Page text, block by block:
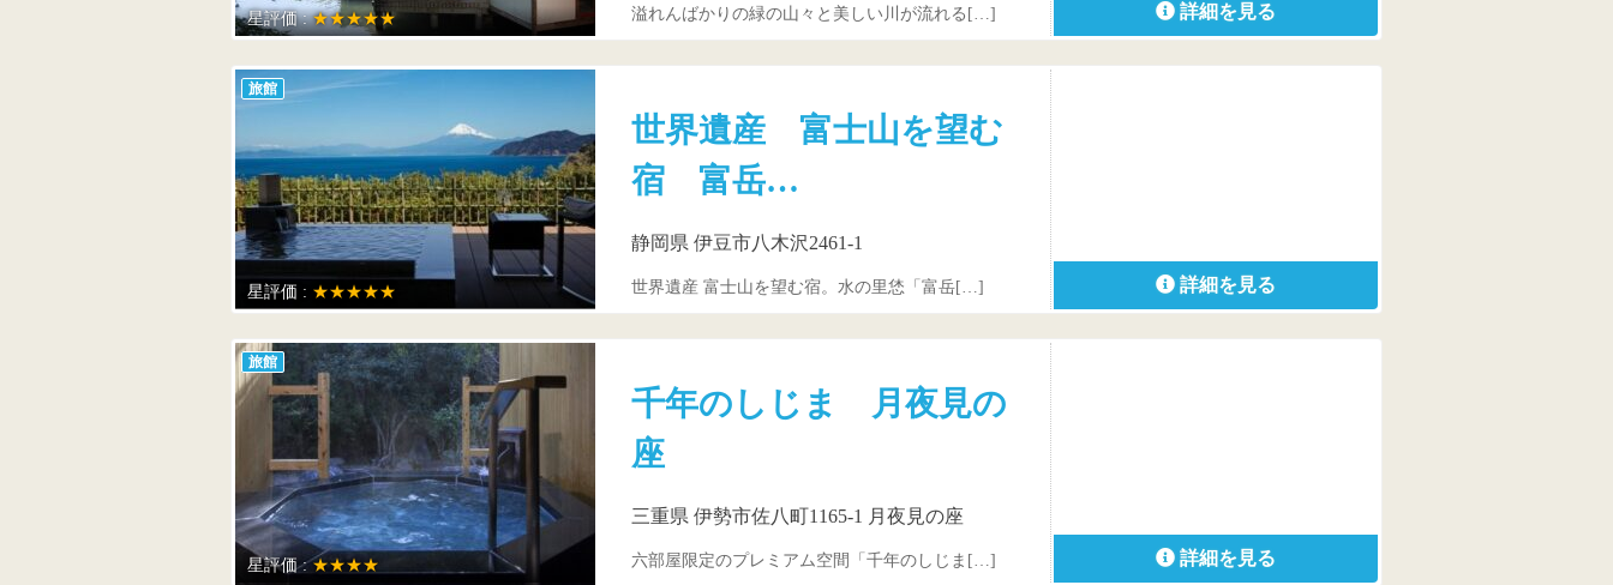
星評価 :★★★★★ 溢れんばかりの緑の山々と美しい川が流れる[…] 詳細を見る
旅館
星評価 : ★★★★★
世界遺産 富士山を望む
宿 富岳…
静岡県 伊豆市八木沢2461-1
世界遺産 富士山を望む宿。水の里恷「富岳[…] 詳細を見る
旅館
星評価 :★★★★
千年のしじま 月夜見の
座
三重県 伊勢市佐八町1165-1 月夜見の座
六部屋限定のプレミアム空間「千年のしじま[…] 詳細を見る